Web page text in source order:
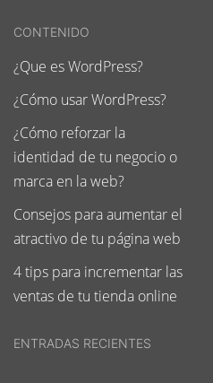
CONTENIDO
¿Que es WordPress?
¿Cómo usar WordPress?
¿Cómo reforzar la
identidad de tu negocio o
marca en la web?
Consejos para aumentar el
atractivo de tu página web
4 tips para incrementar las
ventas de tu tienda online
ENTRADAS RECIENTES